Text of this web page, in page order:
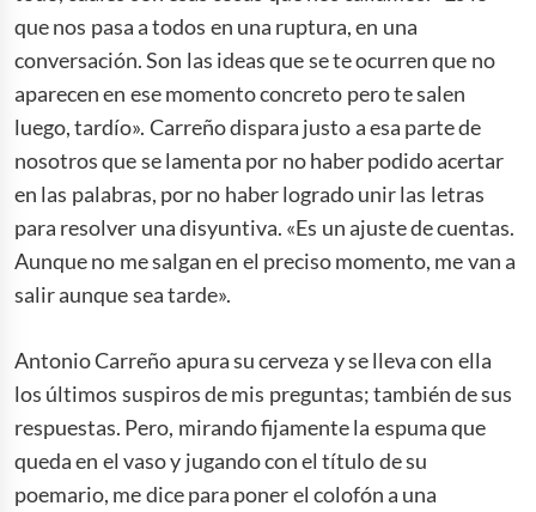
que nos pasa a todos en una ruptura, en una
conversación. Son las ideas que se te ocurren que no
aparecen en ese momento concreto pero te salen
luego, tardío». Carreño dispara justo a esa parte de
nosotros que se lamenta por no haber podido acertar
en las palabras, por no haber logrado unir las letras
para resolver una disyuntiva. «Es un ajuste de cuentas.
Aunque no me salgan en el preciso momento, me van a
salir aunque sea tarde».
Antonio Carreño apura su cerveza y se lleva con ella
los últimos suspiros de mis preguntas; también de sus
respuestas. Pero, mirando fijamente la espuma que
queda en el vaso y jugando con el título de su
poemario, me dice para poner el colofón a una